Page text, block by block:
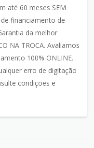
até 60 meses SEM
financiamento de
da melhor
NA TROCA. Avaliamos
100% ONLINE.
erro de digitação
condições e